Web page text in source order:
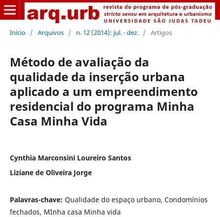
Início / Arquivos / n. 12 (2014): jul. - dez. / Artigos
Método de avaliação da
qualidade da inserção urbana
aplicado a um empreendimento
residencial do programa Minha
Casa Minha Vida
Cynthia Marconsini Loureiro Santos
Liziane de Oliveira Jorge
Palavras-chave: Qualidade do espaço urbano, Condomínios
fechados, MInha casa Minha vida